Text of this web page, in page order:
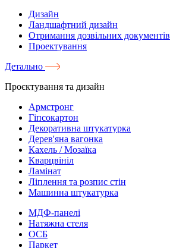
Дизайн
Ландшафтний дизайн
Отримання дозвільних документів
Проектування
Детально
Проєктування та дизайн
Армстронг
Гіпсокартон
Декоративна штукатурка
Дерев'яна вагонка
Кахель / Мозаїка
Кварцвініл
Ламінат
Ліплення та розпис стін
Машинна штукатурка
МДФ-панелі
Натяжна стеля
ОСБ
Паркет